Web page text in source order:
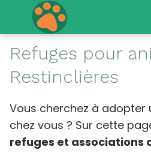
Refuges pour
Restinclières
Vous cherchez à adopter
chez vous ? Sur cette
refuges et associations